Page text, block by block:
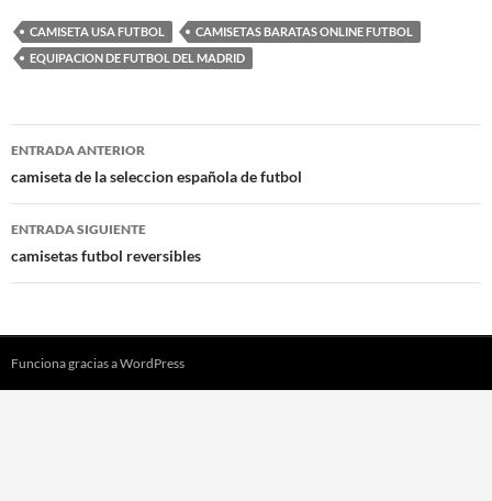
CAMISETA USA FUTBOL
CAMISETAS BARATAS ONLINE FUTBOL
EQUIPACION DE FUTBOL DEL MADRID
Navegación
de
entradas
ENTRADA ANTERIOR
camiseta de la seleccion española de futbol
ENTRADA SIGUIENTE
camisetas futbol reversibles
Funciona gracias a WordPress